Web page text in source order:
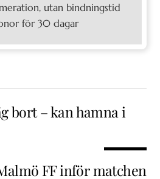
utan bindningstid
för 30 dagar
bort – kan hamna i
FF inför matchen